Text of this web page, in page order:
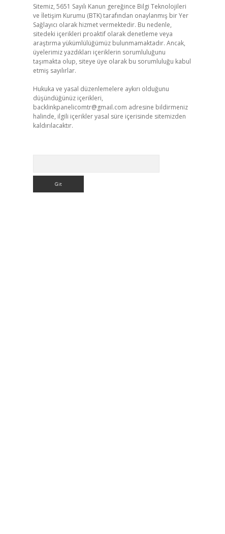
Sitemiz, 5651 Sayılı Kanun gereğince Bilgi Teknolojileri
ve İletişim Kurumu (BTK) tarafından onaylanmış bir Yer
Sağlayıcı olarak hizmet vermektedir. Bu nedenle,
sitedeki içerikleri proaktif olarak denetleme veya
araştırma yükümlülüğümüz bulunmamaktadır. Ancak,
üyelerimiz yazdıkları içeriklerin sorumluluğunu
taşımakta olup, siteye üye olarak bu sorumluluğu kabul
etmiş sayılırlar.
Hukuka ve yasal düzenlemelere aykırı olduğunu
düşündüğünüz içerikleri,
backlinkpanelicomtr@gmail.com adresine bildirmeniz
halinde, ilgili içerikler yasal süre içerisinde sitemizden
kaldırılacaktır.